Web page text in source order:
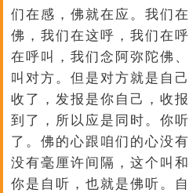
们在感，佛就在应。我们
佛，我们在这呼，我们在
在呼叫，我们念阿弥陀佛
叫对方。但是对方就是自
收了，发报是你自己，收
到了，所以应是同时。你
了。佛的心跟咱们的心没
没有毫厘许间隔，这个叫
你是自听，也就是佛听。